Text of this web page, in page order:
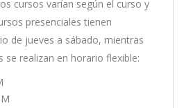
cursos varían según el curso y
os presenciales tienen
de jueves a sábado, mientras
se realizan en horario flexible: